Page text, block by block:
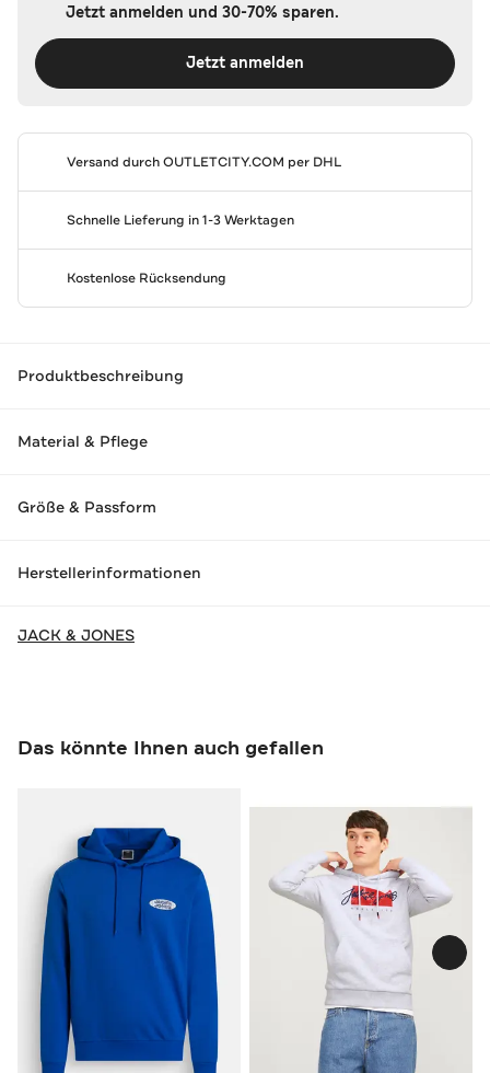
Jetzt anmelden und 30-70% sparen.
Jetzt anmelden
Versand durchOUTLETCITY.COM per DHL
Schnelle Lieferung in 1-3 Werktagen
Kostenlose Rücksendung
Produktbeschreibung
Material & Pflege
Größe & Passform
Herstellerinformationen
JACK & JONES
Das könnte Ihnen auch gefallen